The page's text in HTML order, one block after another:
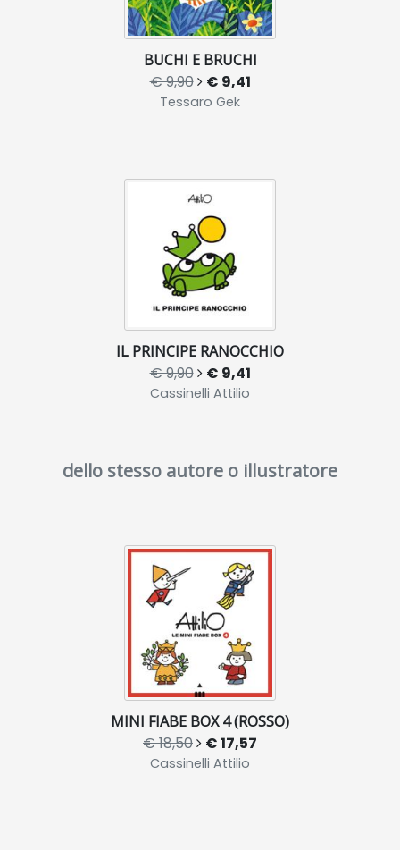
BUCHI E BRUCHI
€ 9,90 € 9,41
Tessaro Gek
IL PRINCIPE RANOCCHIO
€ 9,90 € 9,41
Cassinelli Attilio
dello stesso autore o illustratore
MINI FIABE BOX 4 (ROSSO)
€ 18,50 € 17,57
Cassinelli Attilio